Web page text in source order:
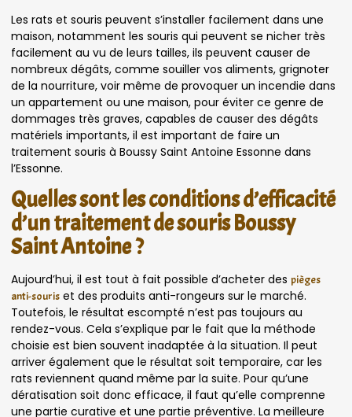
Les rats et souris peuvent s’installer facilement dans une
maison, notamment les souris qui peuvent se nicher très
facilement au vu de leurs tailles, ils peuvent causer de
nombreux dégâts, comme souiller vos aliments, grignoter
de la nourriture, voir même de provoquer un incendie dans
un appartement ou une maison, pour éviter ce genre de
dommages très graves, capables de causer des dégâts
matériels importants, il est important de faire un
traitement souris à Boussy Saint Antoine Essonne dans
l’Essonne.
Quelles sont les conditions d’efficacité
d’un traitement de souris Boussy
Saint Antoine ?
Aujourd’hui, il est tout à fait possible d’acheter des pièges
anti-souris et des produits anti-rongeurs sur le marché.
Toutefois, le résultat escompté n’est pas toujours au
rendez-vous. Cela s’explique par le fait que la méthode
choisie est bien souvent inadaptée à la situation. Il peut
arriver également que le résultat soit temporaire, car les
rats reviennent quand même par la suite. Pour qu’une
dératisation soit donc efficace, il faut qu’elle comprenne
une partie curative et une partie préventive. La meilleure